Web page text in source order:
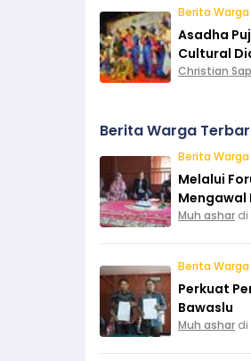
Berita Warga
Asadha
Cultural
Christian
Berita Warga
Berita Warga
Melalui
Mengawal
Muh ashar di
Berita Warga
Perkuat
Bawaslu
Muh ashar di